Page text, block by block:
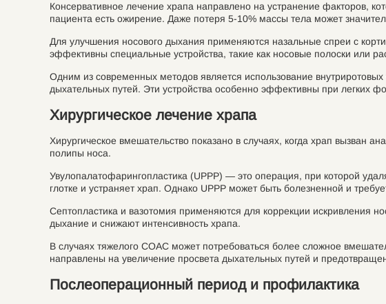
Консервативное лечение храпа направлено на устранение факторов,
пациента есть ожирение. Даже потеря 5-10% массы тела может
Для улучшения носового дыхания применяются назальные спреи с
эффективны специальные устройства, такие как носовые полоски или
Одним из современных методов является использование
дыхательных путей. Эти устройства особенно эффективны при легких
Хирургическое лечение храпа
Хирургическое вмешательство показано в случаях, когда храп вызван
полипы носа.
Увулопалатофарингопластика (UPPP) — это операция, при которой
глотке и устраняет храп. Однако UPPP может быть болезненной и
Септопластика и вазотомия применяются для коррекции искривления
дыхание и снижают интенсивность храпа.
В случаях тяжелого СОАС может потребоваться более сложное
направлены на увеличение просвета дыхательных путей и
Послеоперационный период и профилактика